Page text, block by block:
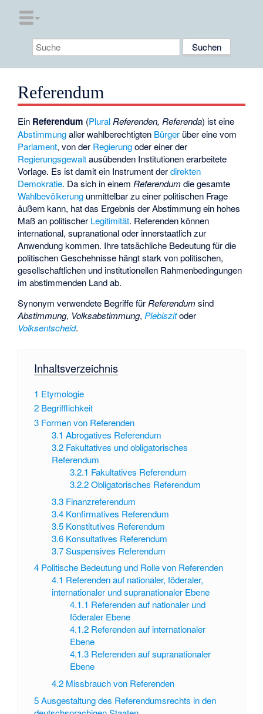
Referendum
Ein Referendum (Plural Referenden, Referenda) ist eine
Abstimmungaller wahlberechtigten Bürger über eine vom
Parlament, von der Regierungoder einer der
Regierungsgewaltausübenden Institutionen erarbeitete
Vorlage. Es ist damit ein Instrument derdirekten
Demokratie. Da sich in einemReferendum die gesamte
Wahlbevölkerung unmittelbar zu einer politischen Frage
äußern kann, hat das Ergebnis der Abstimmung ein hohes
Maß an politischer Legitimität. Referenden können
international, supranational oder innerstaatlich zur
Anwendung kommen. Ihre tatsächliche Bedeutung für die
politischen Geschehnisse hängt stark von politischen,
gesellschaftlichen und institutionellen Rahmenbedingungen
im abstimmenden Land ab.
Synonym verwendete Begriffe für Referendum sind
Abstimmung, Volksabstimmung, Plebiszitoder
Volksentscheid.
Inhaltsverzeichnis
1 Etymologie
2 Begrifflichkeit
3 Formen von Referenden
3.1 Abrogatives Referendum
3.2 Fakultatives und obligatorisches
Referendum
3.2.1 Fakultatives Referendum
3.2.2 Obligatorisches Referendum
3.3 Finanzreferendum
3.4 Konfirmatives Referendum
3.5 Konstitutives Referendum
3.6 Konsultatives Referendum
3.7 Suspensives Referendum
4 Politische Bedeutung und Rolle von Referenden
4.1 Referenden auf nationaler, föderaler,
internationaler und supranationaler Ebene
4.1.1 Referenden auf nationaler und
föderaler Ebene
4.1.2 Referenden auf internationaler
Ebene
4.1.3 Referenden auf supranationaler
Ebene
4.2 Missbrauch von Referenden
5Ausgestaltung des Referendumsrechts in den